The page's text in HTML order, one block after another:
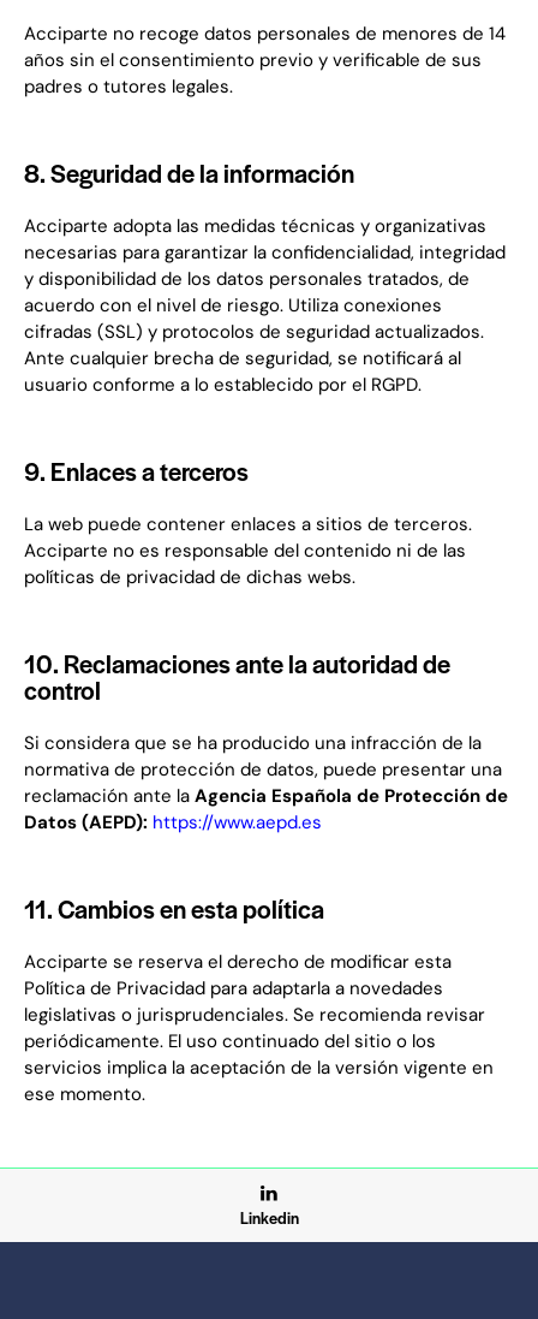
Acciparte no recoge datos personales de menores de 14
años sin el consentimiento previo y verificable de sus
padres o tutores legales.
8. Seguridad de la información
Acciparte adopta las medidas técnicas y organizativas
necesarias para garantizar la confidencialidad, integridad
y disponibilidad de los datos personales tratados, de
acuerdo con el nivel de riesgo. Utiliza conexiones
cifradas (SSL) y protocolos de seguridad actualizados.
Ante cualquier brecha de seguridad, se notificará al
usuario conforme a lo establecido por el RGPD.
9. Enlaces a terceros
La web puede contener enlaces a sitios de terceros.
Acciparte no es responsable del contenido ni de las
políticas de privacidad de dichas webs.
10. Reclamaciones ante la autoridad de
control
Si considera que se ha producido una infracción de la
normativa de protección de datos, puede presentar una
reclamación ante la Agencia Española de Protección de
Datos (AEPD): https://www.aepd.es
11. Cambios en esta política
Acciparte se reserva el derecho de modificar esta
Política de Privacidad para adaptarla a novedades
legislativas o jurisprudenciales. Se recomienda revisar
periódicamente. El uso continuado del sitio o los
servicios implica la aceptación de la versión vigente en
ese momento.
Linkedin